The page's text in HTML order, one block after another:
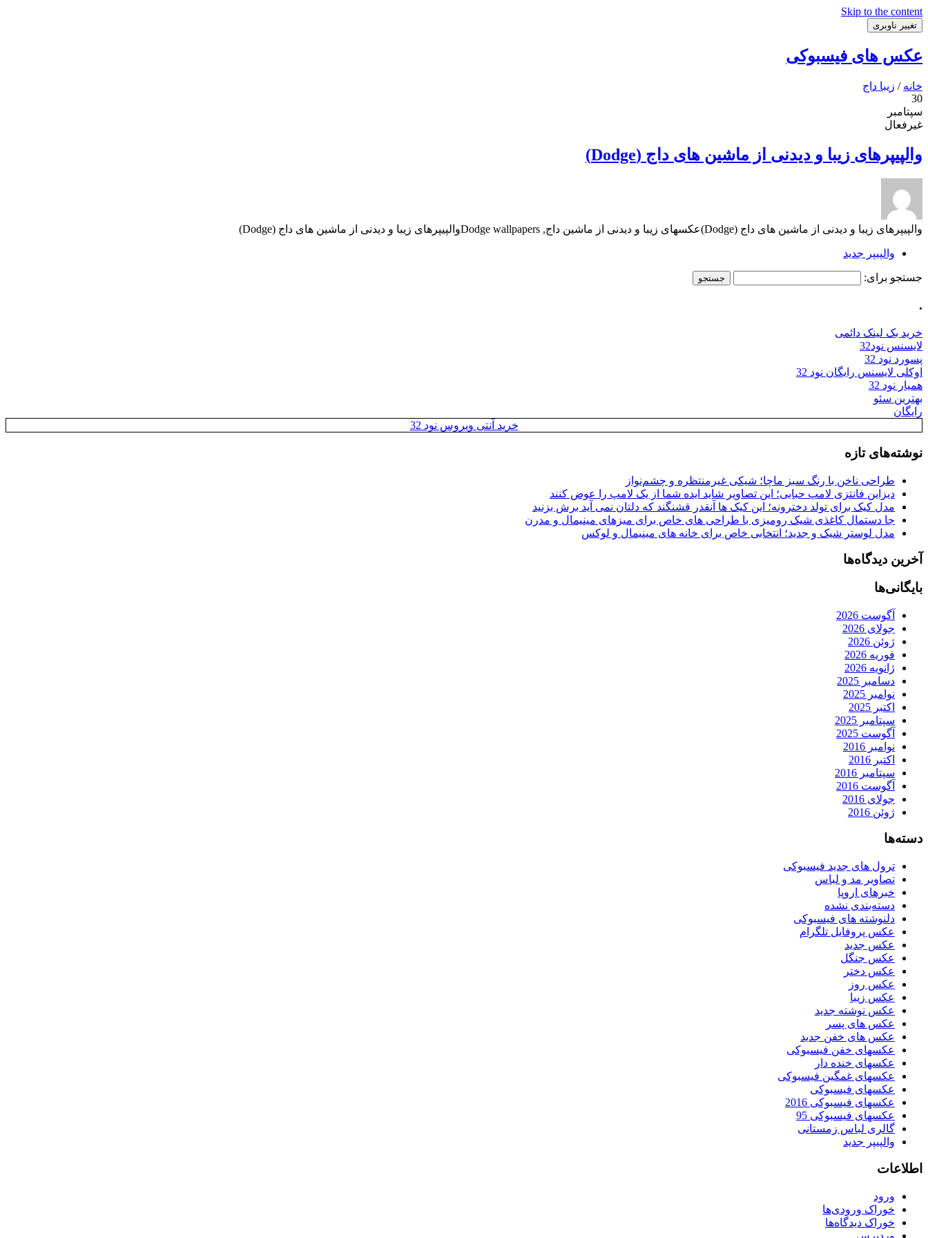
Skip to the content
تغییر ناوبری
عکس های فیسبوکی
خانه / زیبا داج
30
سپتامبر
غیرفعال
والپیپرهای زیبا و دیدنی از ماشین های داج (Dodge)
والپیپرهای زیبا و دیدنی از ماشین های داج (Dodge)عکسهای زیبا و دیدنی از ماشین داج, Dodge wallpapersوالپیپرهای زیبا و دیدنی از ماشین های داج (Dodge)
والپیپر جدید
جستجو برای:
.
خرید بک لینک دائمی
لایسنس نود32
پسورد نود 32
اوکلی لایسنس رایگان نود 32
همیار نود 32
بهترین سئو
رایگان
خرید آنتی ویروس نود 32
نوشته‌های تازه
طراحی ناخن با رنگ سبز ماچا؛ شیکی غیرمنتظره و چشم‌نواز
دیزاین فانتزی لامپ حبابی؛ این تصاویر شاید ایده شما از یک لامپ را عوض کنند
مدل کیک برای تولد دخترونه؛ این کیک ها آنقدر قشنگند که دلتان نمی آید برش بزنید
جا دستمال کاغذی شیک رومیزی با طراحی های خاص برای میزهای مینیمال و مدرن
مدل لوستر شیک و جدید؛ انتخابی خاص برای خانه های مینیمال و لوکس
آخرین دیدگاه‌ها
بایگانی‌ها
آگوست 2026
جولای 2026
ژوئن 2026
فوریه 2026
ژانویه 2026
دسامبر 2025
نوامبر 2025
اکتبر 2025
سپتامبر 2025
آگوست 2025
نوامبر 2016
اکتبر 2016
سپتامبر 2016
آگوست 2016
جولای 2016
ژوئن 2016
دسته‌ها
ترول های جدید فیسبوکی
تصاویر مد و لباس
خبرهای اروپا
دسته‌بندی نشده
دلنوشته های فیسبوکی
عکس پروفایل تلگرام
عکس جدید
عکس جنگل
عکس دختر
عکس روز
عکس زیبا
عکس نوشته جدید
عکس های پسر
عکس های خفن جدید
عکسهای خفن فیسبوکی
عکسهای خنده دار
عکسهای غمگین فیسبوکی
عکسهای فیسبوکی
عکسهای فیسبوکی 2016
عکسهای فیسبوکی 95
گالری لباس زمستانی
والپیپر جدید
اطلاعات
ورود
خوراک ورودی‌ها
خوراک دیدگاه‌ها
وردپرس